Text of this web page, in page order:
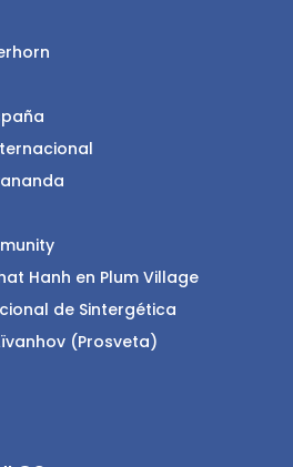
Hanh en Plum Village
de Sintergética
(Prosveta)